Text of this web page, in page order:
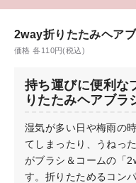
2way折りたたみヘア
価格 各110円(税込)
持ち運びに便利な
りたたみヘアブラ
湿気が多い日や梅雨の
てしまったり、うねっ
がブラシ＆コームの「
す。折りたためるコン